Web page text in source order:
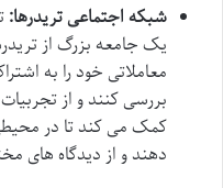
شبکه اجتماعی تریدرها:
یک جامعه بزرگ از
معاملاتی خود را به
بررسی کنند و از
کمک می کند تا در محیطی
دهند و از دیدگاه های